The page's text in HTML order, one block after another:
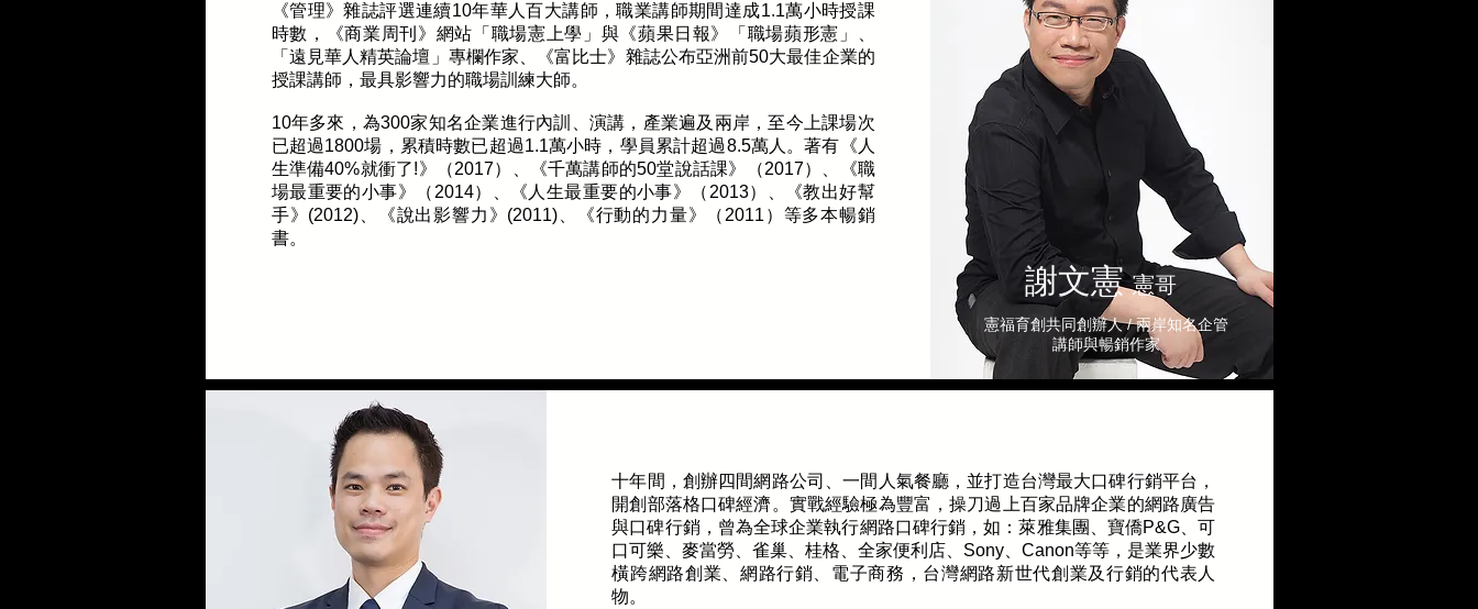
《管理》雜誌評選連續10年華人百大講師，職業講師期間達成1.1萬小時授課
時數，《商業周刊》網站「職場憲上學」與《蘋果日報》「職場蘋形憲」、
「遠見華人精英論壇」專欄作家、《富比士》雜誌公布亞洲前50大最佳企業的
授課講師，最具影響力的職場訓練大師。
10年多來，為300家知名企業進行內訓、演講，產業遍及兩岸，至今上課場次
已超過1800場，累積時數已超過1.1萬小時，學員累計超過8.5萬人。著有《人
生準備40%就衝了!》（2017）、《千萬講師的50堂說話課》（2017）、《職
場最重要的小事》（2014）、《人生最重要的小事》（2013）、《教出好幫
手》(2012)、《說出影響力》(2011)、《行動的力量》（2011）等多本暢銷
書。
謝文憲憲哥
憲福育創共同創辦人 / 兩岸知名企管
講師與暢銷作家
十年間，創辦四間網路公司、一間人氣餐廳，並打造台灣最大口碑行銷平台，
開創部落格口碑經濟。實戰經驗極為豐富，操刀過上百家品牌企業的網路廣告
與口碑行銷，曾為全球企業執行網路口碑行銷，如：萊雅集團、寶僑P&G、可
口可樂、麥當勞、雀巢、桂格、全家便利店、Sony、Canon等等，是業界少數
橫跨網路創業、網路行銷、電子商務，台灣網路新世代創業及行銷的代表人
物。